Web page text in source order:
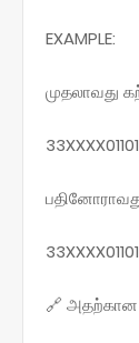
EXAMPLE:
முதலாவது
🔗 அதற்கான